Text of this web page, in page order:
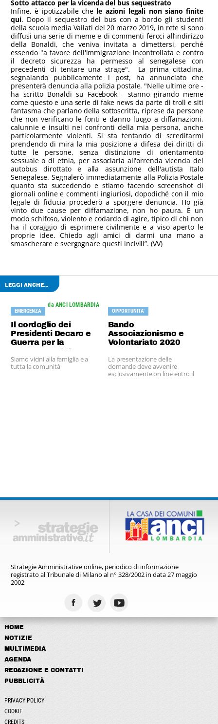
Sotto attacco per la vicenda del bus sequestrato
Infine, è ipotizzabile chele azioni legali non siano finite
qui. Dopo il sequestro del bus con a bordo gli studenti
della scuola media Vailati del 20 marzo 2019, in rete si sono
diffusi una serie di meme e di commenti feroci all’indirizzo
della Bonaldi, che veniva invitata a dimettersi, perché
essendo "a favore dell'immigrazione incontrollata e contro
il decreto sicurezza ha permesso al senegalese con
precedenti di tentare una strage". La prima cittadina,
segnalando pubblicamente i post, ha annunciato che
presenterà denuncia alla polizia postale. "Nelle ultime ore -
ha scritto Bonaldi su Facebook - stanno girando meme
come questo e una serie di fake news da parte di troll e siti
fantasma che parlano della sottoscritta, riprese da persone
che non verificano le fonti e danno luogo a diffamazioni,
calunnie e insulti nei confronti della mia persona, anche
particolarmente violenti. Si sta tentando di screditarmi
prendendo di mira la mia posizione a difesa dei diritti di
tutte le persone, senza distinzione di orientamento
sessuale o di etnia, per associarla all'orrenda vicenda del
autobus dirottato e alla assunzione dell'autista Italo
Senegalese. Segnalerò immediatamente alla Polizia Postale
quanto sta succedendo e stiamo facendo screenshot di
giornali online e commenti ingiuriosi, dopodiché con il mio
legale di fiducia procederò a sporgere denuncia. Ho già
vinto due cause per diffamazione, non ho paura. È un
modo schifoso, violento e codardo di agire, tipico di chi non
ha il coraggio di esprimere civilmente e a viso aperto le
proprie idee. Chiedo agli amici di darmi una mano a
smascherare e svergognare questi incivili”. (VV)
LEGGI ANCHE...
da ANCI LOMBARDIA
EMERGENZA
Il cordoglio dei
Presidenti Decaro e
Guerra per la
scomparsa del
Sindaco di Cene
Giorgio Valoti
Siamo vicini alla famiglia e a
tutta la comunità
OPPORTUNITA'
Bando
Associazionismo e
Volontariato 2020
La presentazione delle
domande deve avvenire
esclusivamente on line entro il
Strategie Amministrative online, periodico di informazione
registratoal Tribunale di Milano al n° 328/2002 in data 27 maggio
2002
HOME
NOTIZIE
MULTIMEDIA
AGENDA
REDAZIONE E CONTATTI
PUBBLICITÀ
PRIVACY POLICY
COOKIE
CREDITS